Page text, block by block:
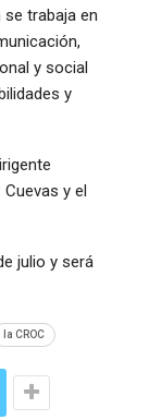
trabaja en
y social
y
y el
julio y será
la CROC